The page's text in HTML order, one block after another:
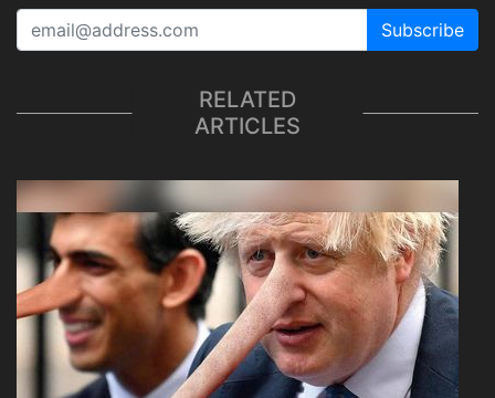
Subscribe
RELATED
ARTICLES